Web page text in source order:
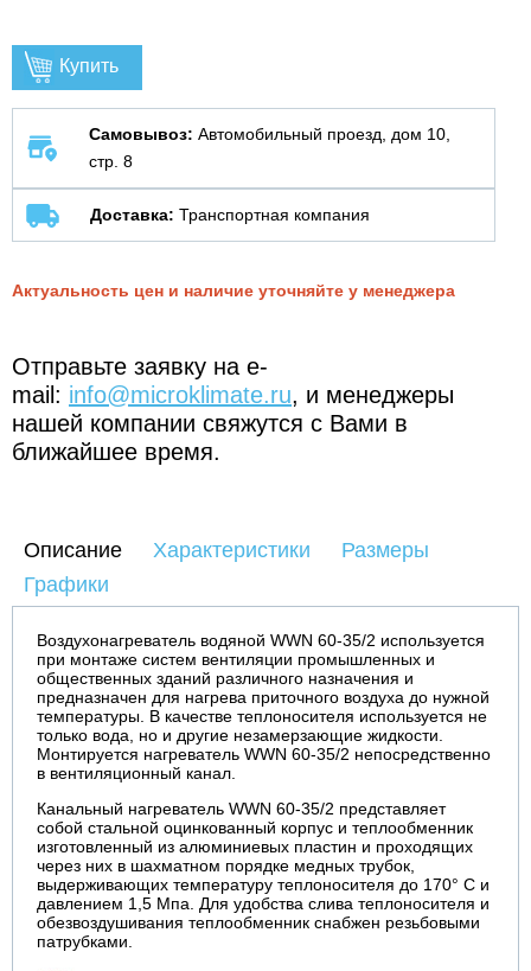
Купить
Самовывоз: Автомобильный проезд, дом 10,
стр. 8
Доставка: Транспортная компания
Актуальность цен и наличие уточняйте у менеджера
Отправьте заявку на e-
mail: info@microklimate.ru, и менеджеры
нашей компании свяжутся с Вами в
ближайшее время.
Описание Характеристики
Размеры
Графики
Воздухонагреватель водяной WWN 60-35/2 используется
при монтаже систем вентиляции промышленных и
общественных зданий различного назначения и
предназначен для нагрева приточного воздуха до нужной
температуры. В качестве теплоносителя используется не
только вода, но и другие незамерзающие жидкости.
Монтируется нагреватель WWN 60-35/2 непосредственно
в вентиляционный канал.
Канальный нагреватель WWN 60-35/2 представляет
собой стальной оцинкованный корпус и теплообменник
изготовленный из алюминиевых пластин и проходящих
через них в шахматном порядке медных трубок,
выдерживающих температуру теплоносителя до 170° С и
давлением 1,5 Мпа. Для удобства слива теплоносителя и
обезвоздушивания теплообменник снабжен резьбовыми
патрубками.